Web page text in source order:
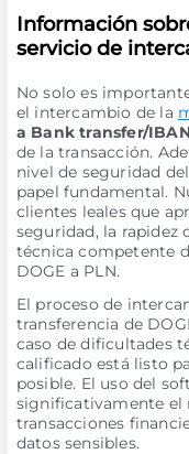
Información
servicio de
No solo es
el intercambio de la
a Bank transfer/
de la transacción.
nivel de seguridad
papel fundamental.
clientes leales que
seguridad, la rapidez
técnica competente
DOGE a PLN.
El proceso de
transferencia de
caso de dificultades
calificado está listo
posible. El uso del
significativamente el
transacciones
datos sensibles.